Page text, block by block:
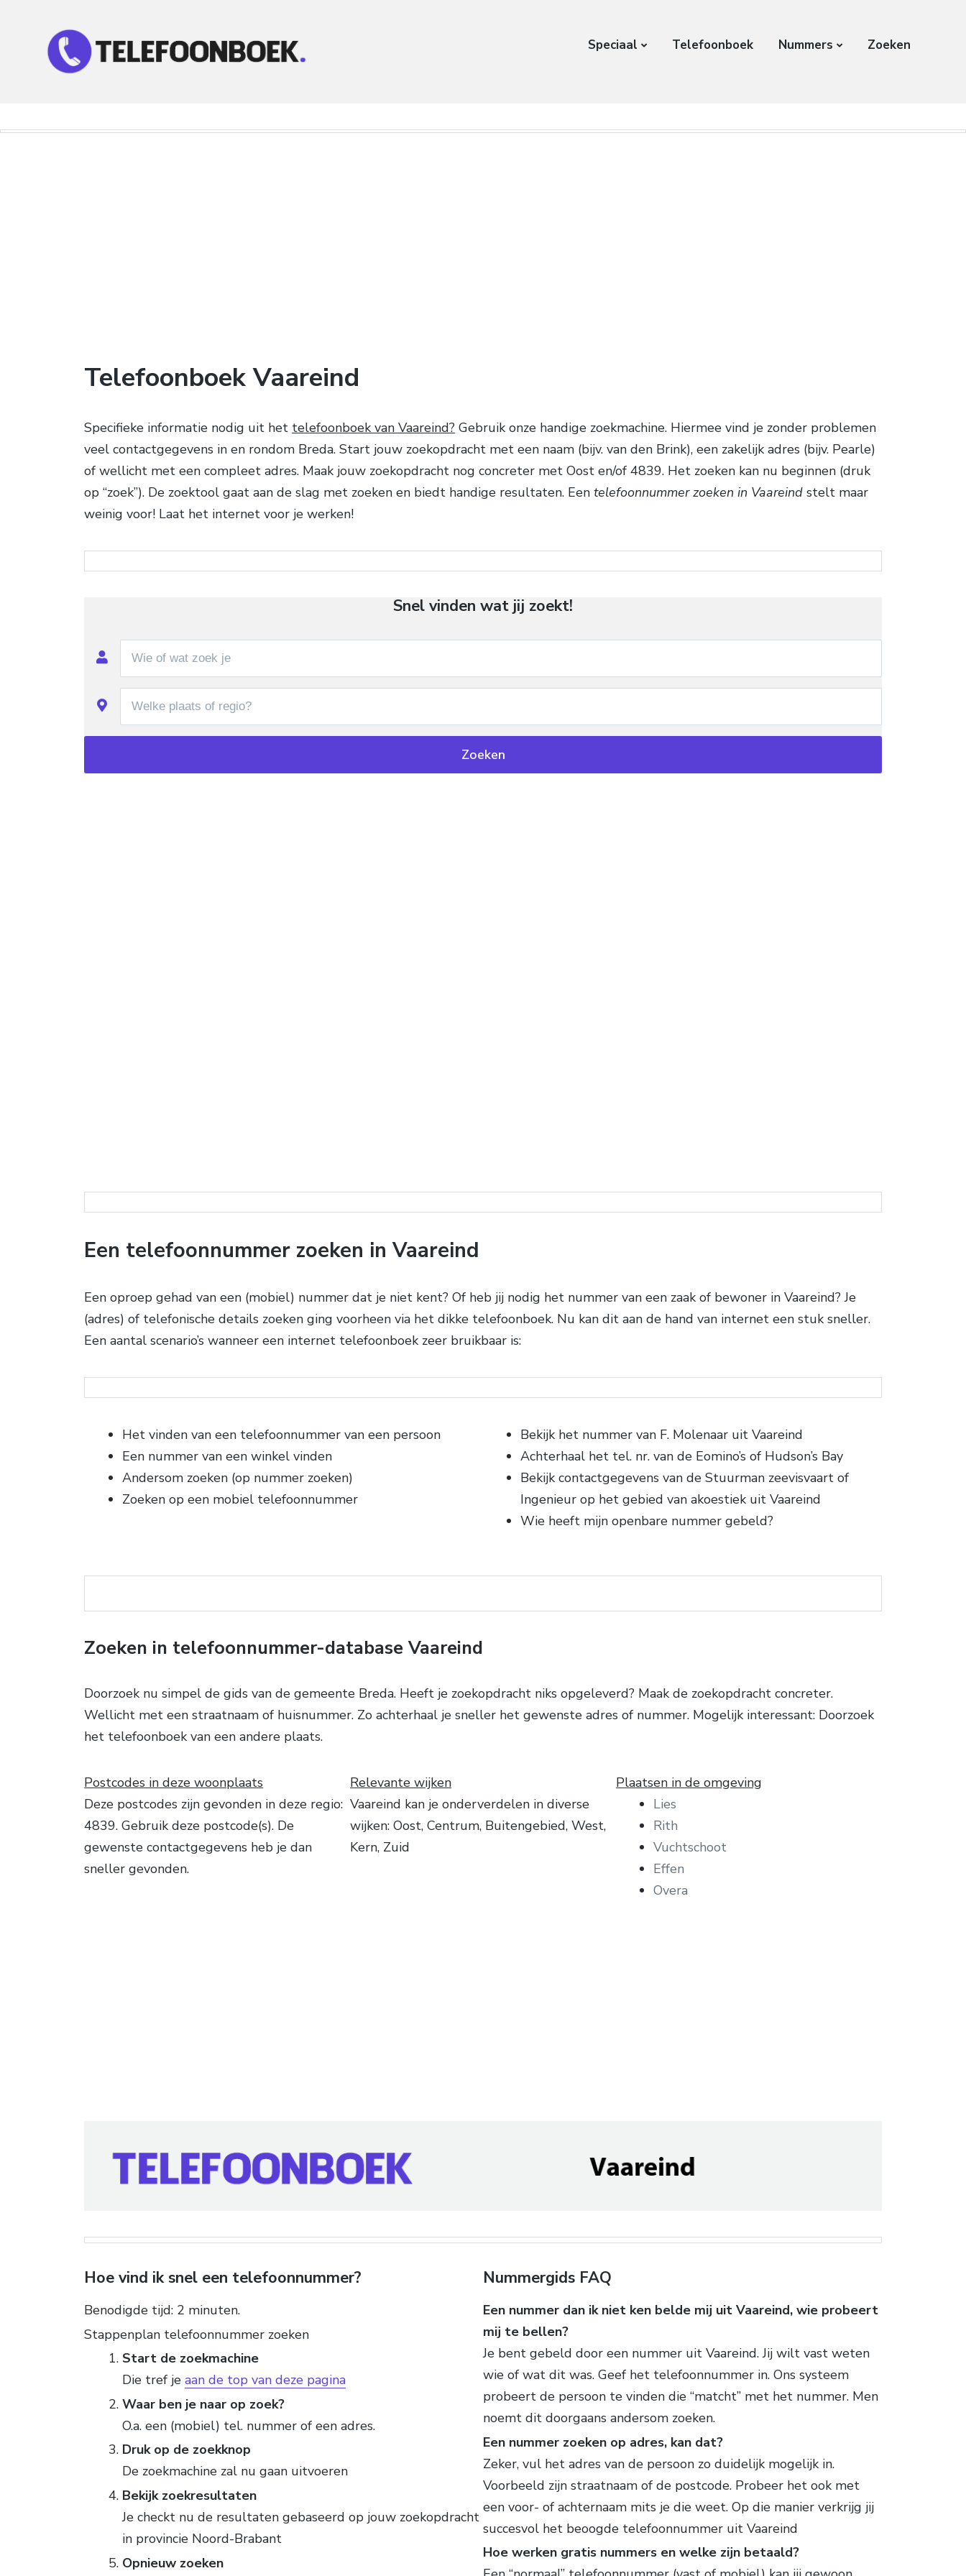
Speciaal Telefoonboek Nummers Zoeken
Telefoonboek Vaareind
Specifieke informatie nodig uit het telefoonboek van Vaareind? Gebruik onze handige zoekmachine. Hiermee vind je zonder problemen
veel contactgegevens in en rondom Breda. Start jouw zoekopdracht met een naam (bijv. van den Brink), een zakelijk adres (bijv. Pearle)
of wellicht met een compleet adres. Maak jouw zoekopdracht nog concreter met Oost en/of 4839. Het zoeken kan nu beginnen (druk
op “zoek”). De zoektool gaat aan de slag met zoeken en biedt handige resultaten. Eentelefoonnummer zoeken in Vaareind stelt maar
weinig voor! Laat het internet voor je werken!
Snel vinden wat jij zoekt!
Een telefoonnummer zoeken in Vaareind
Een oproep gehad van een (mobiel) nummer dat je niet kent? Of heb jij nodig het nummer van een zaak of bewoner in Vaareind? Je
(adres) of telefonische details zoeken ging voorheen via het dikke telefoonboek. Nu kan dit aan de hand van internet een stuk sneller.
Een aantal scenario’s wanneer een internet telefoonboek zeer bruikbaar is:
Het vinden van een telefoonnummer van een persoon
Een nummer van een winkel vinden
Andersom zoeken (op nummer zoeken)
Zoeken op een mobiel telefoonnummer
Bekijk het nummer van F. Molenaar uit Vaareind
Achterhaal het tel. nr. van de Eomino’s of Hudson’s Bay
Bekijk contactgegevens van de Stuurman zeevisvaart of
Ingenieur op het gebied van akoestiek uit Vaareind
Wie heeft mijn openbare nummer gebeld?
Zoeken in telefoonnummer-database Vaareind
Doorzoek nu simpel de gids van de gemeente Breda. Heeft je zoekopdracht niks opgeleverd? Maak de zoekopdracht concreter.
Wellicht met een straatnaam of huisnummer. Zo achterhaal je sneller het gewenste adres of nummer. Mogelijk interessant: Doorzoek
het telefoonboek van een andere plaats.
Postcodes in deze woonplaats
Deze postcodes zijn gevonden in deze regio:
4839. Gebruik deze postcode(s). De
gewenste contactgegevens heb je dan
sneller gevonden.
Relevante wijken
Vaareind kan je onderverdelen in diverse
wijken: Oost, Centrum, Buitengebied, West,
Kern, Zuid
Plaatsen in de omgeving
Lies
Rith
Vuchtschoot
Effen
Overa
Hoe vind ik snel een telefoonnummer?
Benodigde tijd: 2 minuten.
Stappenplan telefoonnummer zoeken
Start de zoekmachine
Die tref je aan de top van deze pagina
Waar ben je naar op zoek?
O.a. een (mobiel) tel. nummer of een adres.
Druk op de zoekknop
De zoekmachine zal nu gaan uitvoeren
Bekijk zoekresultaten
Je checkt nu de resultaten gebaseerd op jouw zoekopdracht
in provincie Noord-Brabant
Opnieuw zoeken
Nummergids FAQ
Een nummer dan ik niet ken belde mij uit Vaareind, wie probeert
mij te bellen?
Je bent gebeld door een nummer uit Vaareind. Jij wilt vast weten
wie of wat dit was. Geef het telefoonnummer in. Ons systeem
probeert de persoon te vinden die “matcht” met het nummer. Men
noemt dit doorgaans andersom zoeken.
Een nummer zoeken op adres, kan dat?
Zeker, vul het adres van de persoon zo duidelijk mogelijk in.
Voorbeeld zijn straatnaam of de postcode. Probeer het ook met
een voor- of achternaam mits je die weet. Op die manier verkrijg jij
succesvol het beoogde telefoonnummer uit Vaareind
Hoe werken gratis nummers en welke zijn betaald?